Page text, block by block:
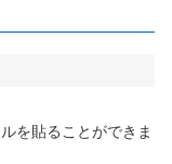
を貼ることができま